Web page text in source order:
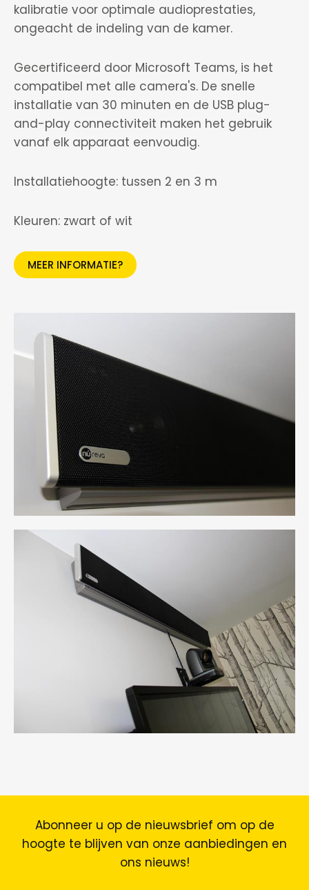
kalibratie voor optimale audioprestaties,
ongeacht de indeling van de kamer.
Gecertificeerd door Microsoft Teams, is het
compatibel met alle camera's. De snelle
installatie van 30 minuten en de USB plug-
and-play connectiviteit maken het gebruik
vanaf elk apparaat eenvoudig.
Installatiehoogte: tussen 2 en 3 m
Kleuren: zwart of wit
MEER INFORMATIE?
Abonneer u op de nieuwsbrief om op de
hoogte te blijven van onze aanbiedingen en
ons nieuws!